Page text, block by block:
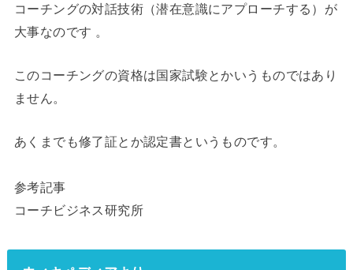
コーチングの対話技術（潜在意識にアプローチする） が
大事なのです 。
このコーチングの資格は国家試験とかいうものではあり
ません。
あくまでも修了証とか認定書というものです。
参考記事
コーチビジネス研究所